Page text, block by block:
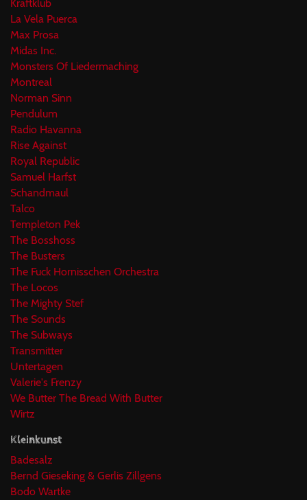
Kraftklub
La Vela Puerca
Max Prosa
Midas Inc.
Monsters Of Liedermaching
Montreal
Norman Sinn
Pendulum
Radio Havanna
Rise Against
Royal Republic
Samuel Harfst
Schandmaul
Talco
Templeton Pek
The Bosshoss
The Busters
The Fuck Hornisschen Orchestra
The Locos
The Mighty Stef
The Sounds
The Subways
Transmitter
Untertagen
Valerie's Frenzy
We Butter The Bread With Butter
Wirtz
Kleinkunst
Badesalz
Bernd Gieseking & Gerlis Zillgens
Bodo Wartke